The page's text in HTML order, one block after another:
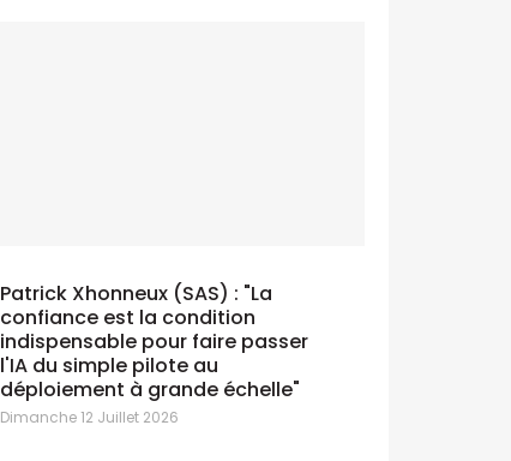
Patrick Xhonneux (SAS) : "La
confiance est la condition
indispensable pour faire passer
l'IA du simple pilote au
déploiement à grande échelle"
Dimanche 12 Juillet 2026